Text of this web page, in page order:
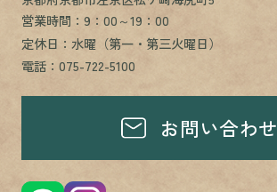
営業時間：9：00～19：00
定休日：水曜（第一・第三火曜日）
電話：075-722-5100
お問い合わせ